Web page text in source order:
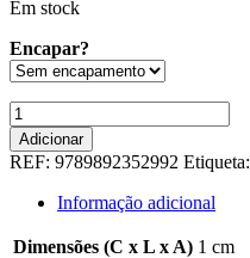
Em stock
Encapar?
Quantidade
de
FICHAS
NOVOS
SENTIDOS
11ºANO
PORTUGUES
Adicionar
REF: 9789892352992 Etiqueta:
Informação adicional
Dimensões (C x L x A) 1 cm